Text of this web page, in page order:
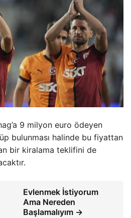
9 milyon euro ödeyen
bulunması halinde bu fiyattan
bir kiralama teklifini de
Evlenmek İstiyorum
Ama Nereden
Başlamalıyım →